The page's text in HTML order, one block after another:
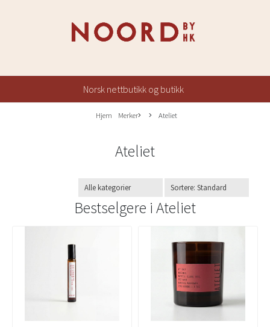
Norsk nettbutikk og butikk
Hjem Merker Ateliet
Ateliet
Bestselgere i Ateliet